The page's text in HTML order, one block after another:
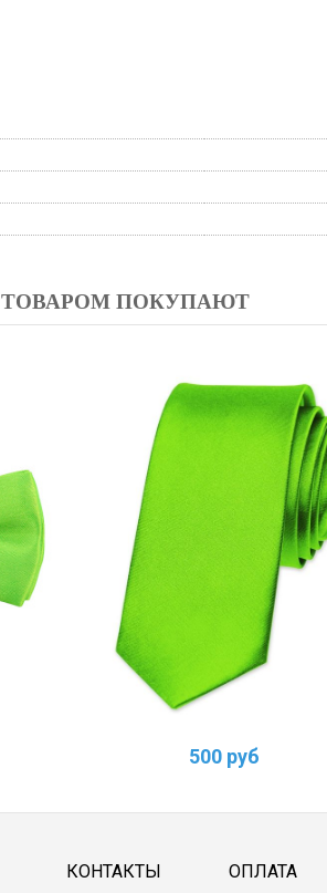
ПОКУПАЮТ
500 руб
КОНТАКТЫ ОПЛАТА